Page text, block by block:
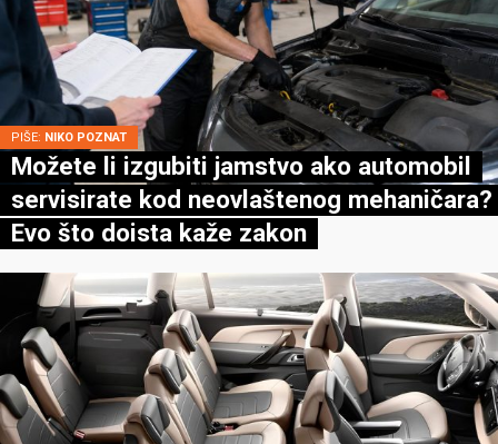
PIŠE: NIKO POZNAT
Možete li izgubiti jamstvo ako automobil
servisirate kod neovlaštenog mehaničara?
Evo što doista kaže zakon